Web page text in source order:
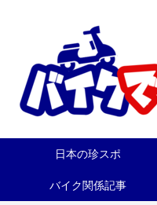
日本の珍スポ
バイク関係記事